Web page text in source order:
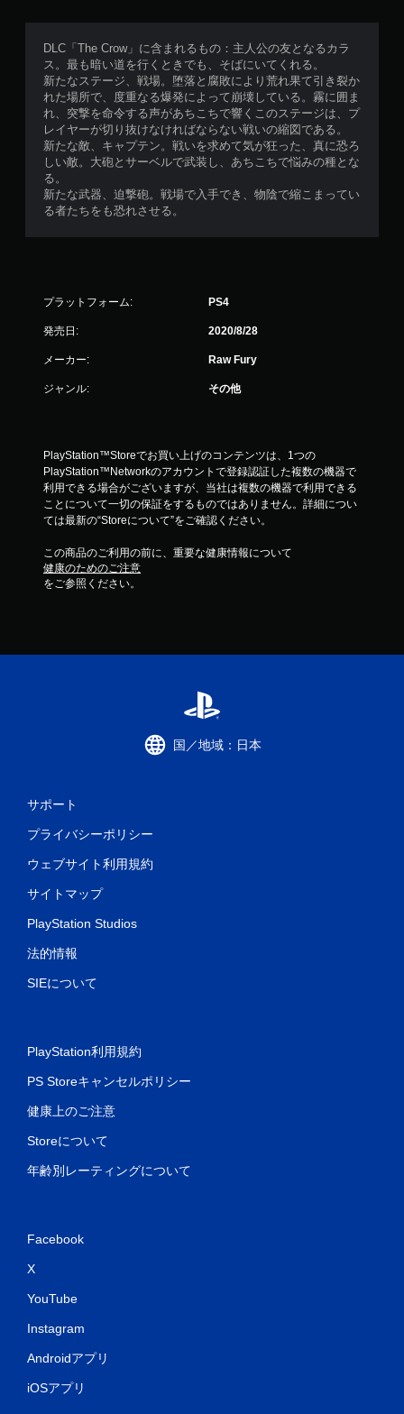
DLC「The Crow」に含まれるもの：主人公の友となるカラ
ス。最も暗い道を行くときでも、そばにいてくれる。
新たなステージ、戦場。堕落と腐敗により荒れ果て引き裂か
れた場所で、度重なる爆発によって崩壊している。霧に囲ま
れ、突撃を命令する声があちこちで響くこのステージは、プ
レイヤーが切り抜けなければならない戦いの縮図である。
新たな敵、キャプテン。戦いを求めて気が狂った、真に恐ろ
しい敵。大砲とサーベルで武装し、あちこちで悩みの種とな
る。
新たな武器、迫撃砲。戦場で入手でき、物陰で縮こまってい
る者たちをも恐れさせる。
プラットフォーム: PS4
発売日: 2020/8/28
メーカー: Raw Fury
ジャンル: その他
PlayStation™Storeでお買い上げのコンテンツは、1つの
PlayStation™Networkのアカウントで登録認証した複数の機器で
利用できる場合がございますが、当社は複数の機器で利用できる
ことについて一切の保証をするものではありません。詳細につい
ては最新の“Storeについて”をご確認ください。
この商品のご利用の前に、重要な健康情報について
健康のためのご注意
をご参照ください。
国／地域：日本
サポート
プライバシーポリシー
ウェブサイト利用規約
サイトマップ
PlayStation Studios
法的情報
SIEについて
PlayStation利用規約
PS Storeキャンセルポリシー
健康上のご注意
Storeについて
年齢別レーティングについて
Facebook
X
YouTube
Instagram
Androidアプリ
iOSアプリ